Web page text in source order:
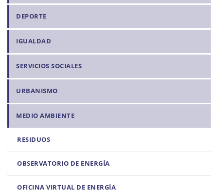
ó
n
DEPORTE
IGUALDAD
SERVICIOS SOCIALES
URBANISMO
MEDIO AMBIENTE
RESIDUOS
OBSERVATORIO DE ENERGÍA
OFICINA VIRTUAL DE ENERGÍA